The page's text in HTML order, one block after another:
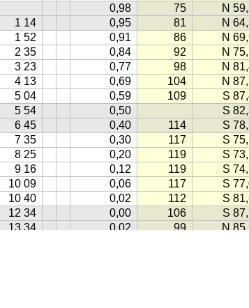
0,98 75 N
1 14 0,95 81 N
1 52 0,91 86 N
2 35 0,84 92 N
3 23 0,77 98 N
4 13 0,69 104 N
5 04 0,59 109 S
5 54 0,50 S
6 45 0,40 114 S
7 35 0,30 117 S
8 25 0,20 119 S
9 16 0,12 119 S
10 09 0,06 117 S
10 40 0,02 112 S
12 34 0,00 106 S
13 34 0,02 99 N